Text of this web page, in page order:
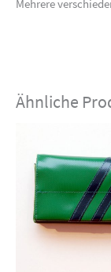
Mehrere
Ähnliche